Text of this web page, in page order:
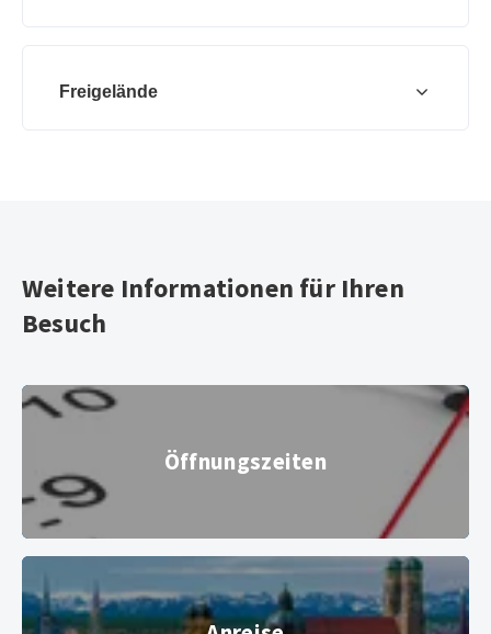
Freigelände
Weitere Informationen für Ihren
Besuch
Öffnungszeiten
Öffnungszeiten
Uhr, Ziffernblatt